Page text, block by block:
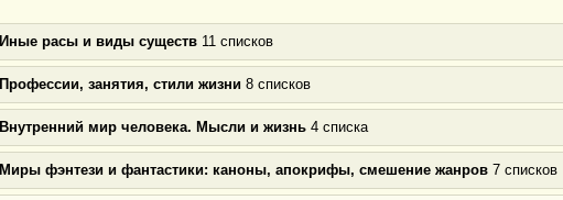
Иные расы и виды существ 11 списков
Профессии, занятия, стили жизни 8 списков
Внутренний мир человека. Мысли и жизнь 4 списка
Миры фэнтези и фантастики: каноны, апокрифы, смешение жанров 7 списков